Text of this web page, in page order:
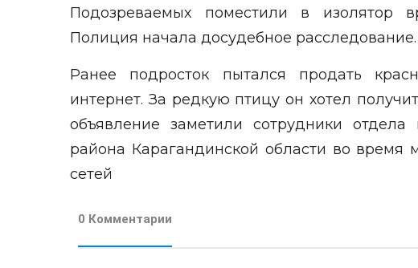
Подозреваемых поместили в изолятор
Полиция начала досудебное расследование.
Ранее подросток пытался продать
интернет. За редкую птицу он хотел
объявление заметили сотрудники отдела
района Карагандинской области во время
сетей
0 Комментарии